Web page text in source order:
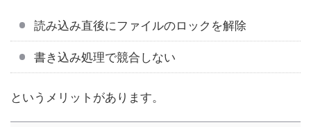
読み込み直後にファイルのロックを解除
書き込み処理で競合しない
というメリットがあります。